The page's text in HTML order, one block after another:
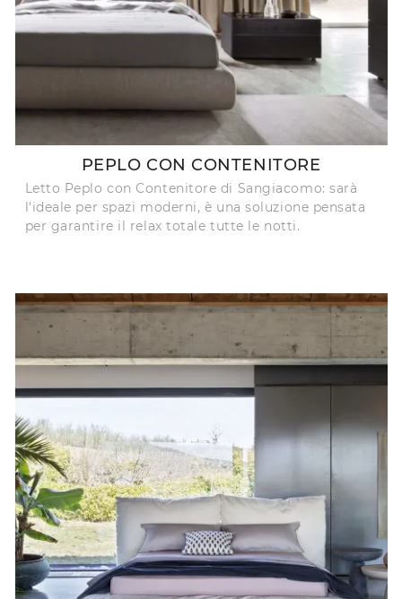
PEPLO CON CONTENITORE
Letto Peplo con Contenitore di Sangiacomo: sarà
l'ideale per spazi moderni, è una soluzione pensata
per garantire il relax totale tutte le notti.